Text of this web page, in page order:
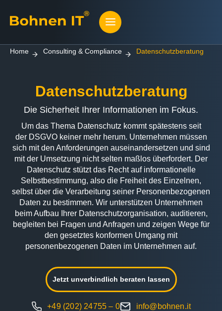
Home Consulting & Compliance Datenschutzberatung
Datenschutzberatung
Die Sicherheit Ihrer Informationen im Fokus.
Um das Thema Datenschutz kommt spätestens seit
der DSGVO keiner mehr herum. Unternehmen müssen
sich mit den Anforderungen auseinandersetzen und sind
mit der Umsetzung nicht selten maßlos überfordert. Der
Datenschutz stützt das Recht auf informationelle
Selbstbestimmung, also die Freiheit des Einzelnen,
selbst über die Verarbeitung seiner Personenbezogenen
Daten zu bestimmen. Wir unterstützen Unternehmen
beim Aufbau Ihrer Datenschutzorganisation, auditieren,
begleiten bei Fragen und Anfragen und zeigen Wege für
den gesetztes konformen Umgang mit
personenbezogenen Daten im Unternehmen auf.
Jetzt unverbindlich beraten lassen
+49 (202) 24755 – 0 info@bohnen.it